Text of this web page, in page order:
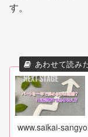
す。
www.saikai-